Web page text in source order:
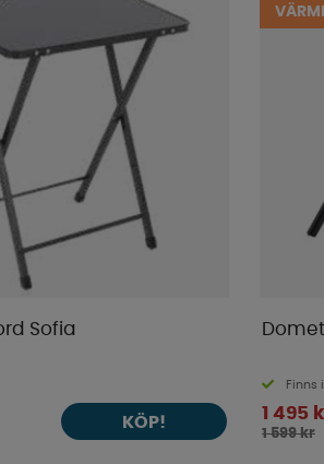
Sofia
KÖP!
Finns
1 495
1 599 kr